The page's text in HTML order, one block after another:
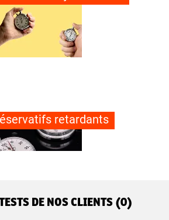
retardants
DE NOS CLIENTS (0)